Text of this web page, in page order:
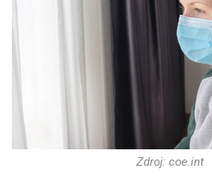
Zdroj: coe.int